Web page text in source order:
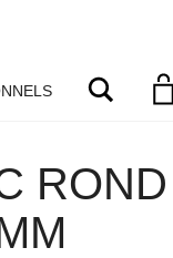
Search
ROND